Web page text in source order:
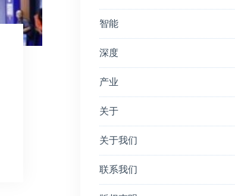
智能
深度
产业
关于
关于我们
联系我们